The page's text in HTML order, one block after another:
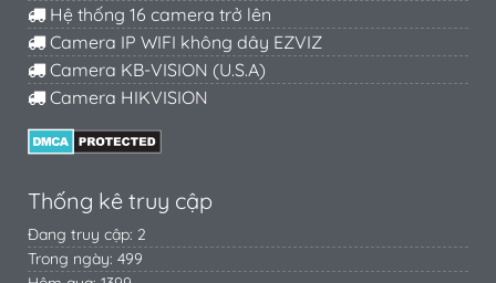
Hệ thống 16 camera trở lên
Camera IP WIFI không dây EZVIZ
Camera KB-VISION (U.S.A)
Camera HIKVISION
Thống kê truy cập
Đang truy cập: 2
Trong ngày: 499